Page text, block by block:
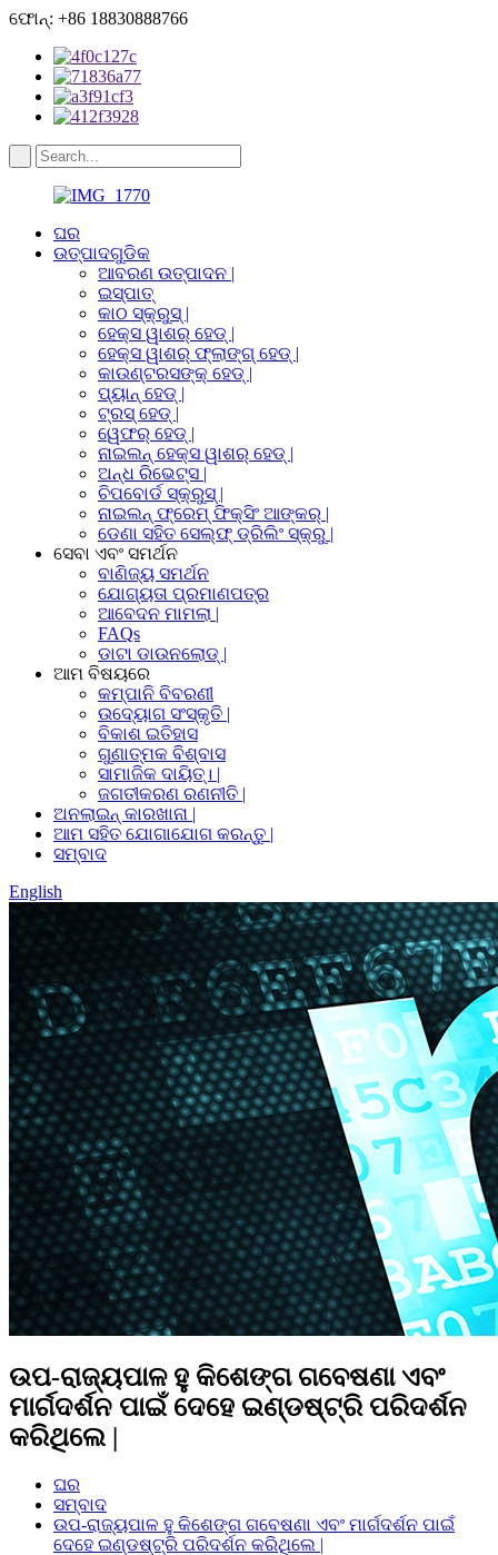
ଫୋନ୍: +86 18830888766
ଘର
ଉତ୍ପାଦଗୁଡିକ
ଆବରଣ ଉତ୍ପାଦନ |
ଇସ୍ପାତ୍
କାଠ ସ୍କ୍ରୁସ୍ |
ହେକ୍ସ ୱାଶର୍ ହେଡ୍ |
ହେକ୍ସ ୱାଶର୍ ଫ୍ଲାଙ୍ଗ୍ ହେଡ୍ |
କାଉଣ୍ଟରସଙ୍କ୍ ହେଡ୍ |
ପ୍ୟାନ୍ ହେଡ୍ |
ଟ୍ରସ୍ ହେଡ୍ |
ୱେଫର୍ ହେଡ୍ |
ନାଇଲନ୍ ହେକ୍ସ ୱାଶର୍ ହେଡ୍ |
ଅନ୍ଧ ରିଭେଟ୍ସ |
ଚିପବୋର୍ଡ ସ୍କ୍ରୁସ୍ |
ନାଇଲନ୍ ଫ୍ରେମ୍ ଫିକ୍ସିଂ ଆଙ୍କର୍ |
ଡେଣା ସହିତ ସେଲ୍ଫ୍ ଡ୍ରିଲିଂ ସ୍କ୍ରୁ |
ସେବା ଏବଂ ସମର୍ଥନ
ବାଣିଜ୍ୟ ସମର୍ଥନ
ଯୋଗ୍ୟତା ପ୍ରମାଣପତ୍ର
ଆବେଦନ ମାମଲା |
FAQs
ଡାଟା ଡାଉନଲୋଡ୍ |
ଆମ ବିଷୟରେ
କମ୍ପାନି ବିବରଣୀ
ଉଦ୍ୟୋଗ ସଂସ୍କୃତି |
ବିକାଶ ଇତିହାସ
ଗୁଣାତ୍ମକ ବିଶ୍ବାସ
ସାମାଜିକ ଦାୟିତ୍। |
ଜଗତୀକରଣ ରଣନୀତି |
ଅନଲାଇନ୍ କାରଖାନା |
ଆମ ସହିତ ଯୋଗାଯୋଗ କରନ୍ତୁ |
ସମ୍ବାଦ
English
ଉପ-ରାଜ୍ୟପାଳ ହୁ କିଶେଙ୍ଗ ଗବେଷଣା ଏବଂ
ମାର୍ଗଦର୍ଶନ ପାଇଁ ଦେହେ ଇଣ୍ଡଷ୍ଟ୍ରି ପରିଦର୍ଶନ
କରିଥିଲେ |
ଘର
ସମ୍ବାଦ
ଉପ-ରାଜ୍ୟପାଳ ହୁ କିଶେଙ୍ଗ ଗବେଷଣା ଏବଂ ମାର୍ଗଦର୍ଶନ ପାଇଁ
ଦେହେ ଇଣ୍ଡଷ୍ଟ୍ରି ପରିଦର୍ଶନ କରିଥିଲେ |